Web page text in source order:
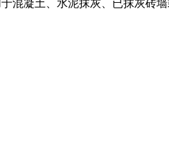
混凝土、水泥抹灰、已抹灰砖